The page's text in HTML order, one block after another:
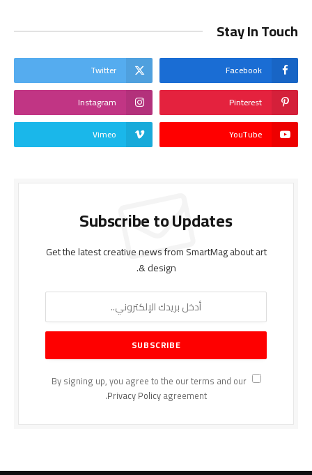
Stay In Touch
Facebook
Twitter
Pinterest
Instagram
YouTube
Vimeo
Subscribe to Updates
Get the latest creative news from SmartMag about art
& design.
By signing up, you agree to the our terms and our
Privacy Policyagreement.